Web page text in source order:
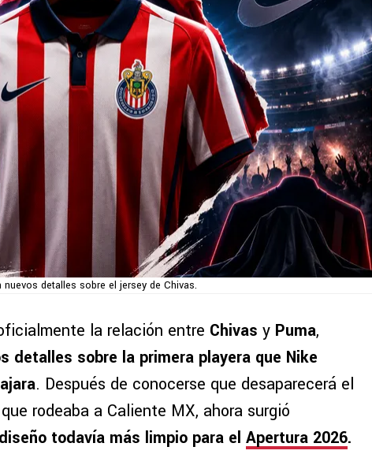
nuevos detalles sobre el jersey de Chivas.
la relación entre Chivas y Puma,
detalles sobre la primera playera que Nike
. Después de conocerse que desaparecerá el
rodeaba a Caliente MX, ahora surgió
todavía más limpio para el Apertura 2026.